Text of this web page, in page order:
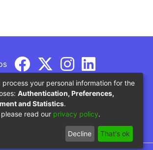
Ministerio de Educación
process your personal information for the
Authentication, Preferences,
and Statistics.
read our privacy policy.
Decline That's ok